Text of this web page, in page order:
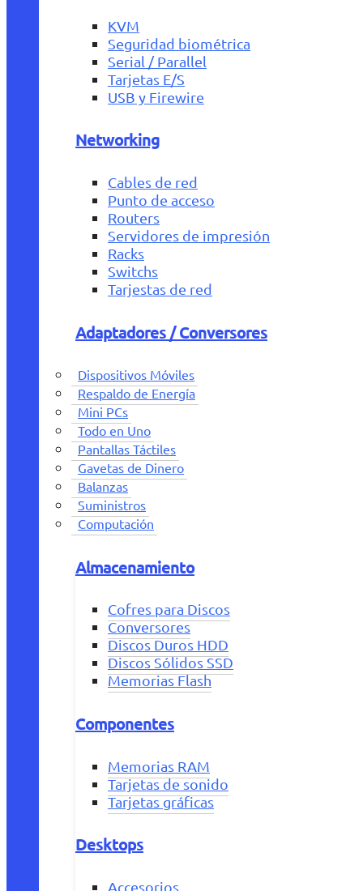
KVM
Seguridad biométrica
Serial / Parallel
Tarjetas E/S
USB y Firewire
Networking
Cables de red
Punto de acceso
Routers
Servidores de impresión
Racks
Switchs
Tarjestas de red
Adaptadores / Conversores
Dispositivos Móviles
Respaldo de Energía
Mini PCs
Todo en Uno
Pantallas Táctiles
Gavetas de Dinero
Balanzas
Suministros
Computación
Almacenamiento
Cofres para Discos
Conversores
Discos Duros HDD
Discos Sólidos SSD
Memorias Flash
Componentes
Memorias RAM
Tarjetas de sonido
Tarjetas gráficas
Desktops
Accesorios